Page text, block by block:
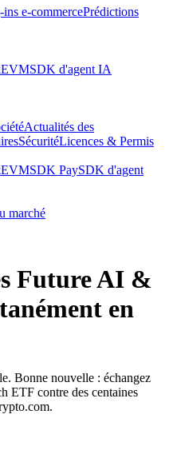
ins e-commercePrédictions
SDK d'agent IA
Actualités des
SécuritéLicences & Permis
SDK PaySDK d'agent
marché
Future AI &
en
Bonne nouvelle : échangez
ETF contre des centaines